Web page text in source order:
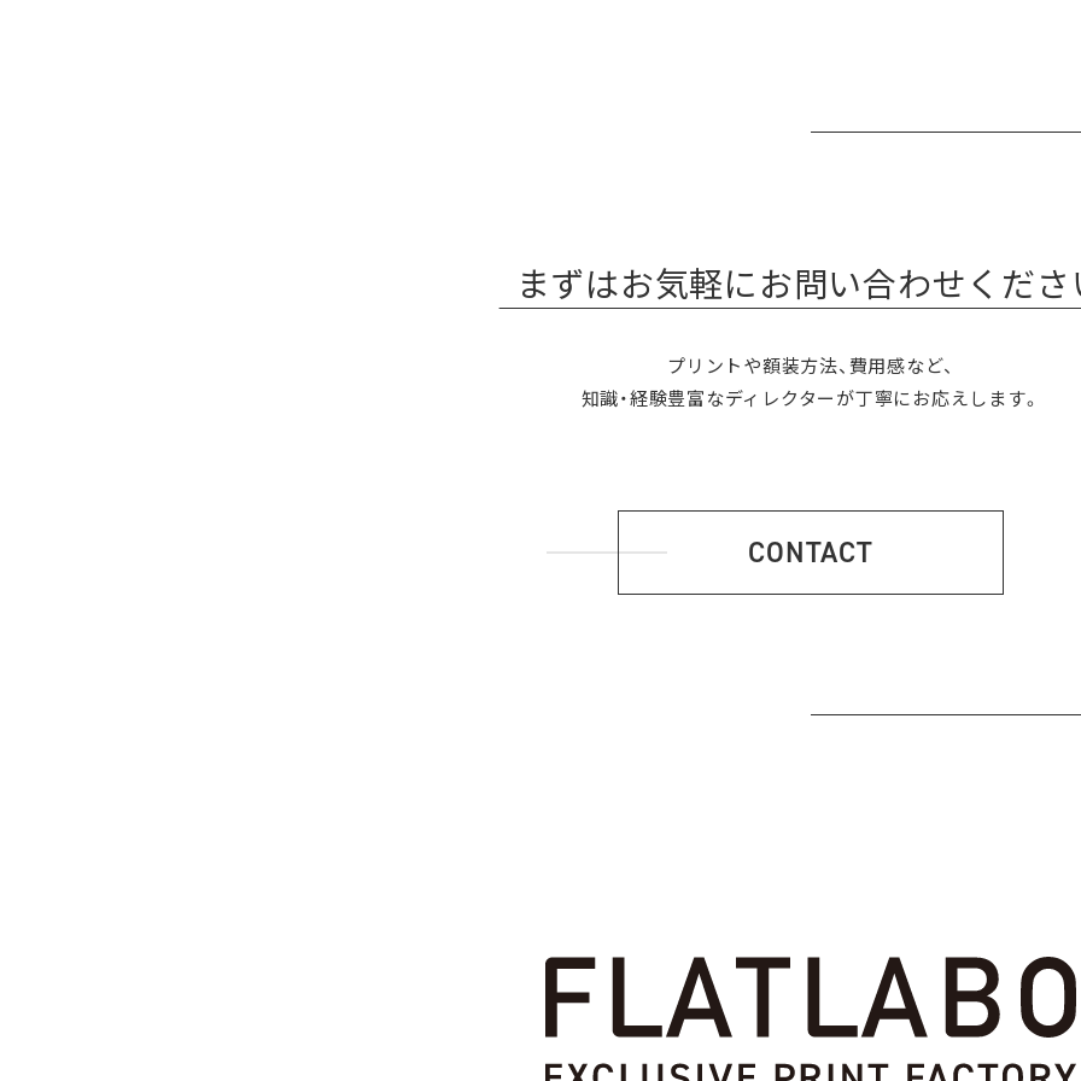
まずはお気軽にお問い合わせくださ
プリントや額装方法、費用感など、
知識・経験豊富なディレクターが丁寧にお応えします。
CONTACT